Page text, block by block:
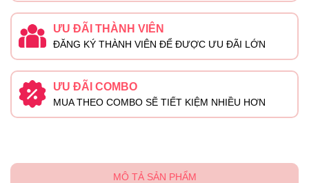
ƯU ĐÃI THÀNH VIÊN
ĐĂNG KÝ THÀNH VIÊN ĐỂ ĐƯỢC ƯU ĐÃI LỚN
ƯU ĐÃI COMBO
MUA THEO COMBO SẼ TIẾT KIỆM NHIỀU HƠN
MÔ TẢ SẢN PHẨM